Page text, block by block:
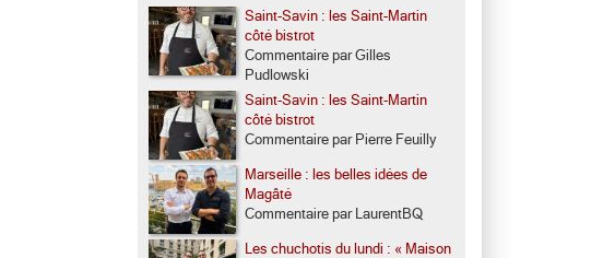
Saint-Savin : les Saint-Martin
côté bistrot
Commentaire par Gilles
Pudlowski
Saint-Savin : les Saint-Martin
côté bistrot
Commentaire par Pierre Feuilly
Marseille : les belles idées de
Magâté
Commentaire par LaurentBQ
Les chuchotis du lundi : « Maison